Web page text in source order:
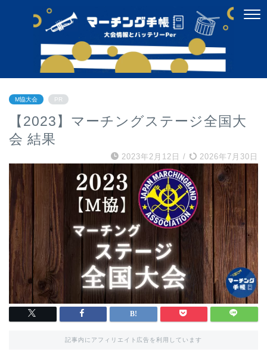
M協大会 PR
【2023】マーチングステージ全国大
会 結果
2023年2月12日 / 2026年7月30日
記事内にアフィリエイト広告を利用しています